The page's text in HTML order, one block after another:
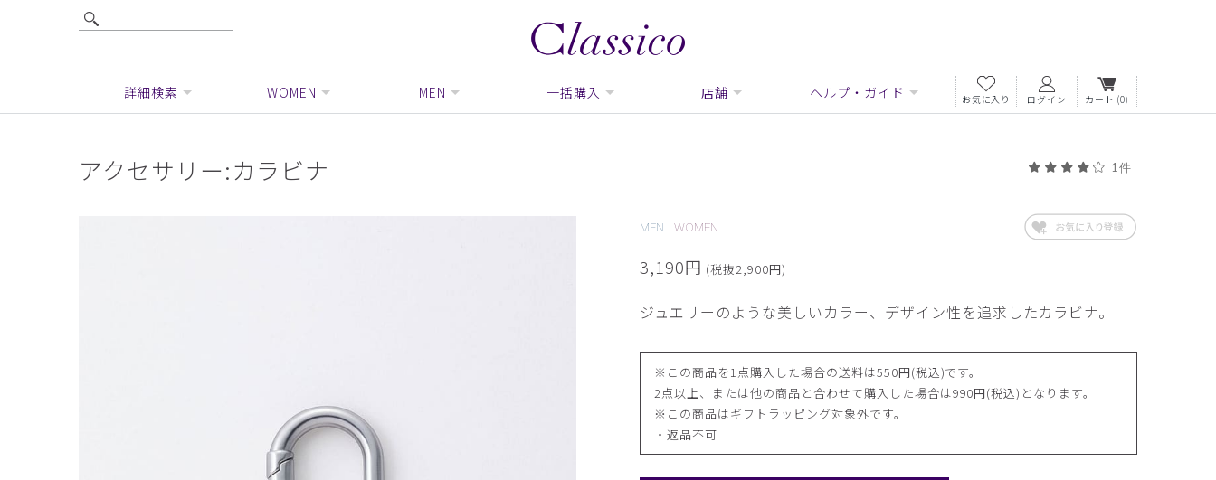
詳細検索 WOMEN MEN 一括購入 店舗 ヘルプ・ガイド お気に入り ログイン カート (0)
アクセサリー:カラビナ 1件
MEN WOMEN
3,190円 (税抜2,900円)
ジュエリーのような美しいカラー、デザイン性を追求したカラビナ。
※この商品を1点購入した場合の送料は550円(税込)です。
2点以上、または他の商品と合わせて購入した場合は990円(税込)となります。
※この商品はギフトラッピング対象外です。
・返品不可